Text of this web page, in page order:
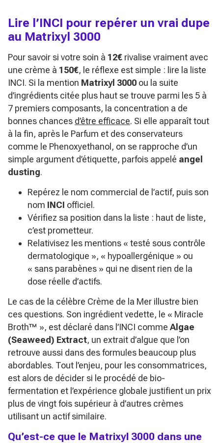
Lire l’INCI pour repérer un vrai dupe
au Matrixyl 3000
Pour savoir si votre soin à 12€ rivalise vraiment avec
une crème à 150€, le réflexe est simple : lire la liste
INCI. Si la mention Matrixyl 3000 ou la suite
d’ingrédients citée plus haut se trouve parmi les 5 à
7 premiers composants, la concentration a de
bonnes chances d’être efficace. Si elle apparaît tout
à la fin, après le Parfum et des conservateurs
comme le Phenoxyethanol, on se rapproche d’un
simple argument d’étiquette, parfois appelé angel
dusting.
Repérez le nom commercial de l’actif, puis son
nom INCI officiel.
Vérifiez sa position dans la liste : haut de liste,
c’est prometteur.
Relativisez les mentions « testé sous contrôle
dermatologique », « hypoallergénique » ou
« sans parabènes » qui ne disent rien de la
dose réelle d’actifs.
Le cas de la célèbre Crème de la Mer illustre bien
ces questions. Son ingrédient vedette, le « Miracle
Broth™ », est déclaré dans l’INCI comme Algae
(Seaweed) Extract, un extrait d’algue que l’on
retrouve aussi dans des formules beaucoup plus
abordables. Tout l’enjeu, pour les consommatrices,
est alors de décider si le procédé de bio-
fermentation et l’expérience globale justifient un prix
plus de vingt fois supérieur à d’autres crèmes
utilisant un actif similaire.
Qu’est-ce que le Matrixyl 3000 dans une